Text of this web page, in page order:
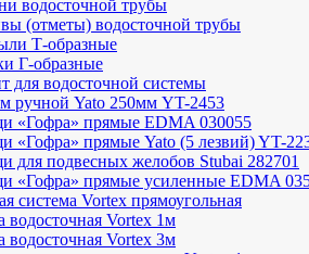
водосточной трубы
(отметы) водосточной трубы
Т-образные
Г-образные
для водосточной системы
ручной Yato 250мм YT-2453
«Гофра» прямые EDMA 030055
«Гофра» прямые Yato (5 лезвий) YT-
для подвесных желобов Stubai 282701
«Гофра» прямые усиленные EDMA
система Vortex прямоугольная
водосточная Vortex 1м
водосточная Vortex 3м